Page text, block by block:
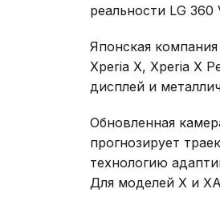
реальности LG
Японская
Xperia X, Xperia X
дисплей и
Обновленная
прогнозирует
технологию
Для моделей X и